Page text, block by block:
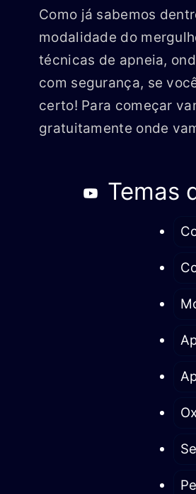
Como já sabemos
modalidade do
técnicas de apneia,
com segurança, se
certo! Para começar
gratuitamente onde
Temas